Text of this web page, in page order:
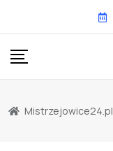
content
Mistrzejowice24.pl